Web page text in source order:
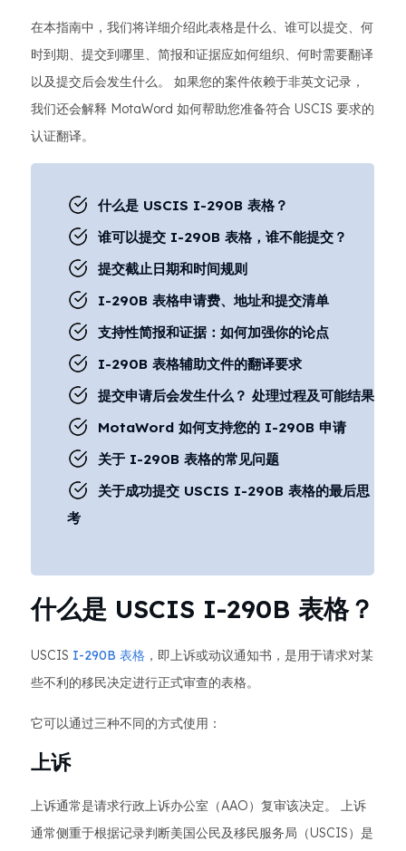
在本指南中，我们将详细介绍此表格是什么、谁可以提交、何
时到期、提交到哪里、简报和证据应如何组织、何时需要翻译
以及提交后会发生什么。 如果您的案件依赖于非英文记录，
我们还会解释 MotaWord 如何帮助您准备符合 USCIS 要求的
认证翻译。
什么是 USCIS I-290B 表格？
谁可以提交 I-290B 表格，谁不能提交？
提交截止日期和时间规则
I-290B 表格申请费、地址和提交清单
支持性简报和证据：如何加强你的论点
I-290B 表格辅助文件的翻译要求
提交申请后会发生什么？ 处理过程及可能结果
MotaWord 如何支持您的 I-290B 申请
关于 I-290B 表格的常见问题
关于成功提交 USCIS I-290B 表格的最后思
考
什么是 USCIS I-290B 表格？
USCIS I-290B 表格 ，即上诉或动议通知书，是用于请求对某
些不利的移民决定进行正式审查的表格。
它可以通过三种不同的方式使用：
上诉
上诉通常是请求行政上诉办公室（AAO）复审该决定。 上诉
通常侧重于根据记录判断美国公民及移民服务局（USCIS）是